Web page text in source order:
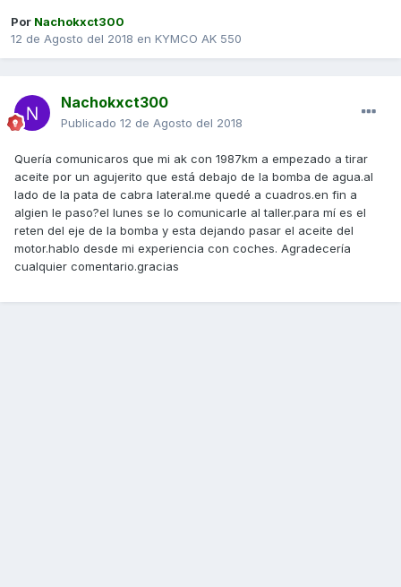
Por Nachokxct300
12 de Agosto del 2018 en KYMCO AK 550
Nachokxct300
Publicado 12 de Agosto del 2018
Quería comunicaros que mi ak con 1987km a empezado a tirar
aceite por un agujerito que está debajo de la bomba de agua.al
lado de la pata de cabra lateral.me quedé a cuadros.en fin a
algien le paso?el lunes se lo comunicarle al taller.para mí es el
reten del eje de la bomba y esta dejando pasar el aceite del
motor.hablo desde mi experiencia con coches. Agradecería
cualquier comentario.gracias